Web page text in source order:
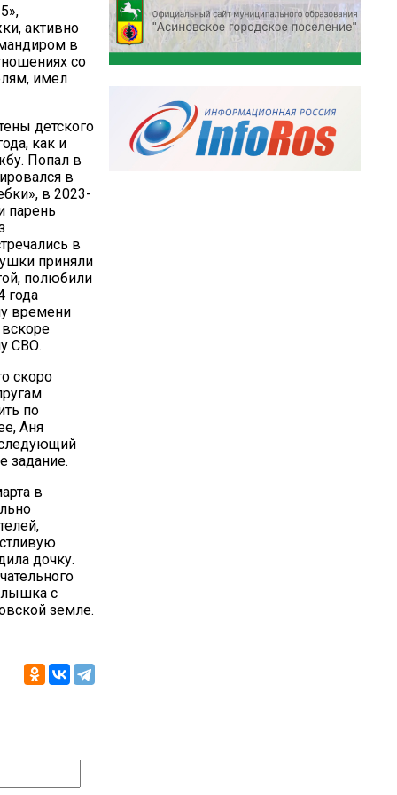
активно
в
со
имел
детского
как и
Попал в
в
в 2023-
парень
в
приняли
полюбили
года
времени
СВО.
скоро
по
Аня
задание.
в
дочку.
с
земле.